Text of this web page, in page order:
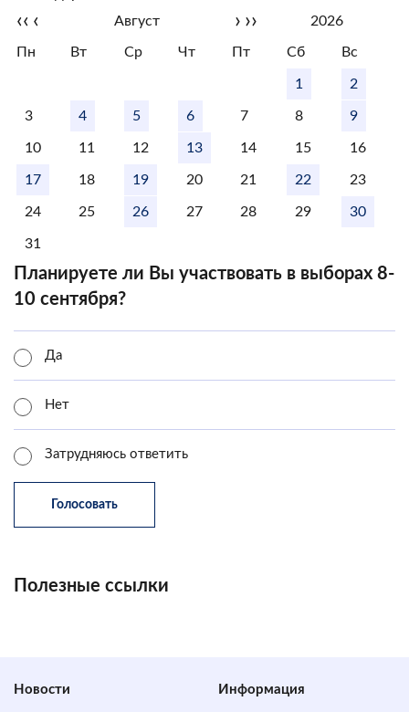
‹‹ ‹ Август › ›› 2026
Пн Вт Ср Чт Пт Сб Вс
1 2
3 4 5 6 7 8 9
10 11 12 13 14 15 16
17 18 19 20 21 22 23
24 25 26 27 28 29 30
31
Планируете ли Вы участвовать в выборах 8-
10 сентября?
Да
Нет
Затрудняюсь ответить
Полезные ссылки
Новости Информация